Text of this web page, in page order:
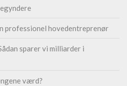
professionel hovedentreprenør
sparer vi milliarder i
værd?